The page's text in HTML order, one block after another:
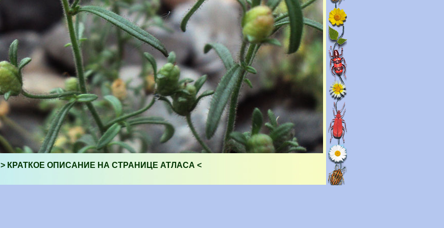
> КРАТКОЕ ОПИСАНИЕ НА СТРАНИЦЕ АТЛАСА <